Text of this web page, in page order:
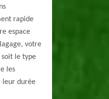
rapide
espace
votre
soit le type
les
leur durée